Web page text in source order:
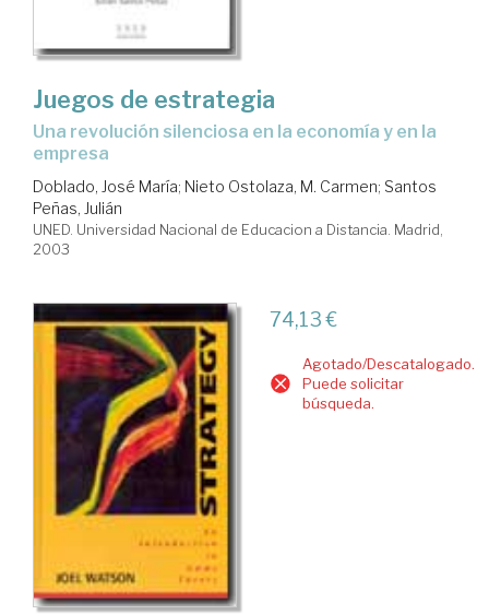
Juegos de estrategia
una revolución silenciosa en la economía y en la
empresa
Doblado, José María; Nieto Ostolaza, M. Carmen; Santos
Peñas, Julián
UNED. Universidad Nacional de Educacion a Distancia. Madrid,
2003
74,13 €
Agotado/Descatalogado.
Puede solicitar
búsqueda.